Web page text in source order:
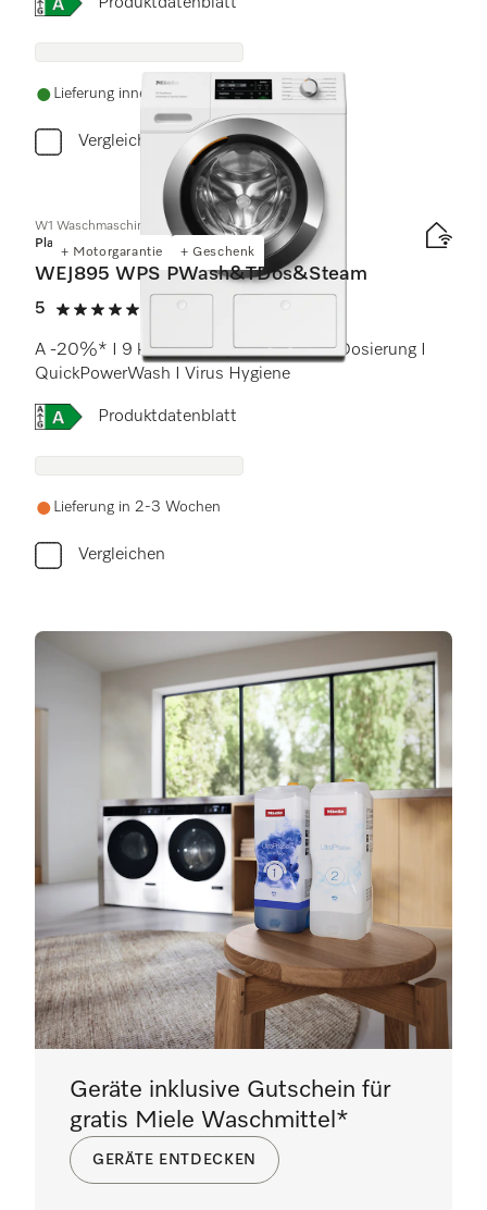
Lieferung innerhalb von 5-7 Werktagen
Vergleichen
+ Motorgarantie + Geschenk
W1 Waschmaschine Frontlader:
Platinum
WEJ895 WPS PWash&TDos&Steam
5
5 von 5 Sternen
A -20%* I 9 kg I 1600 U/min I Autom. Dosierung I
QuickPowerWash I Virus Hygiene
Onlinelabel Image, Energielabel
Produktdatenblatt
Lieferung in 2-3 Wochen
Vergleichen
Geräte inklusive Gutschein für
gratis Miele Waschmittel*
GERÄTE ENTDECKEN